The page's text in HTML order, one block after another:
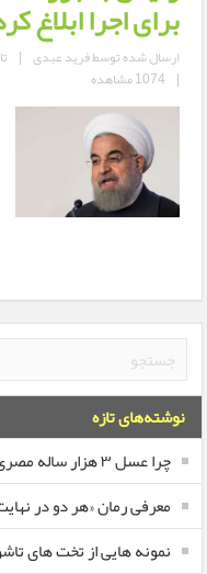
برای اجرا ابلاغ
ارسال شده توسطفرید عبدی |
| 1074 مشاهده
نوشته‌های تازه
چرا عسل ۳ هزار ساله‌ مصری هنوز قابل خوردن است؟
معرفی رمان «هر دو در
نمونه هایی از تخت های